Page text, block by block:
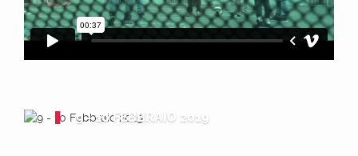
9 - 10 FEBBRAIO 2019